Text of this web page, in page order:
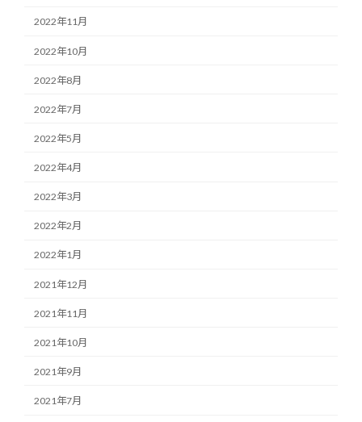
2022年11月
2022年10月
2022年8月
2022年7月
2022年5月
2022年4月
2022年3月
2022年2月
2022年1月
2021年12月
2021年11月
2021年10月
2021年9月
2021年7月